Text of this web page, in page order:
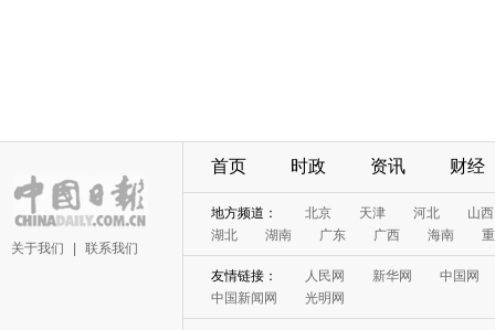
关于我们 联系我们
首页 时政 资讯 财经
地方频道： 北京 天津 河北
山西
湖北
湖南 广东 广西 海南
友情链接： 人民网 新华网
中国网
中国新闻网
光明网